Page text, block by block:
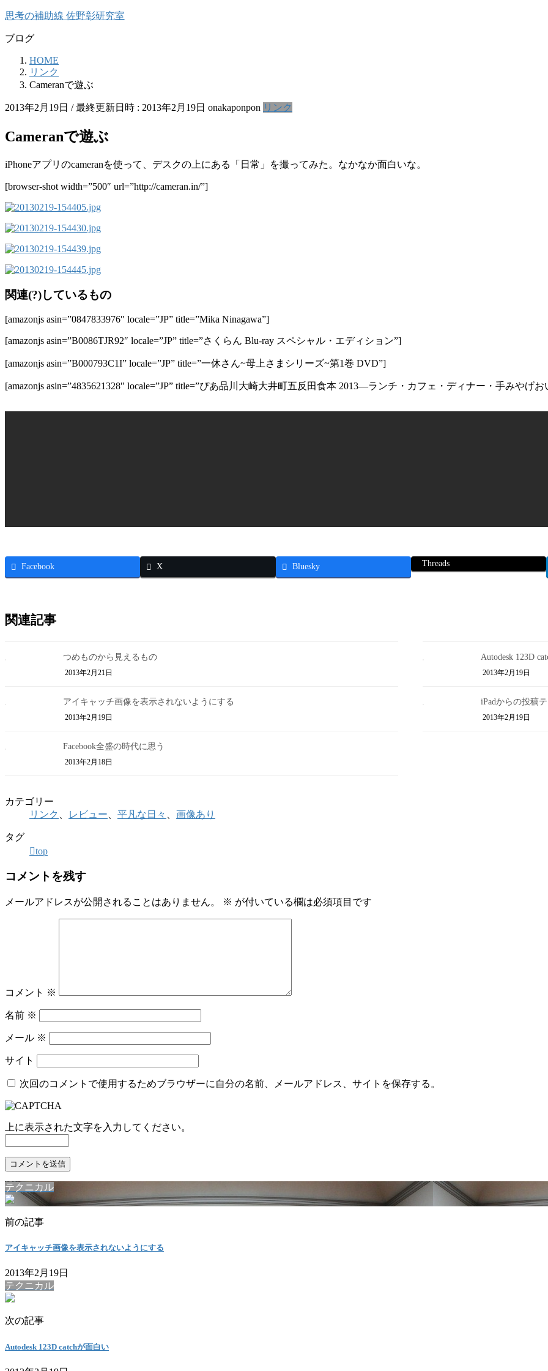
コ
テ
キ
プ
ナ
ゲ
に
動
思考の補助線 佐野彰研究室
ブログ
HOME
リンク
Cameranで遊ぶ
2013年2月19日 / 最終更新日時 : 2013年2月19日 onakaponpon リンク
Cameranで遊ぶ
iPhoneアプリのcameranを使って、デスクの上にある「日常」を撮ってみた。なかなか面白いな。
[browser-shot width=”500″ url=”http://cameran.in/”]
関連(?)しているもの
[amazonjs asin=”0847833976″ locale=”JP” title=”Mika Ninagawa”]
[amazonjs asin=”B0086TJR92″ locale=”JP” title=”さくらん Blu-ray スペシャル・エディション”]
[amazonjs asin=”B000793C1I” locale=”JP” title=”一休さん~母上さまシリーズ~第1巻 DVD”]
[amazonjs asin=”4835621328″ locale=”JP” title=”ぴあ品川大崎大井町五反田食本 2013―ランチ・カフェ・ディナー・手みやげ
Facebook X Bluesky Threads
関連記事
つめものから見えるもの
2013年2月21日
Autodesk 123D
2013年2月19日
アイキャッチ画像を表示されないようにする
2013年2月19日
iPadからの投稿テ
2013年2月19日
Facebook全盛の時代に思う
2013年2月18日
カテゴリー
リンク
レビュー 平凡な日々 画像あり
タグ
top
コメントを残す
メールアドレスが公開されることはありません。 ※ が付いている欄は必須項目です
コメント ※
名前 ※
メール ※
サイト
次回のコメントで使用するためブラウザーに自分の名前、メールアドレス、サイトを保存する。
上に表示された文字を入力してください。
テクニカル
前の記事
アイキャッチ画像を表示されないようにする
2013年2月19日
テクニカル
次の記事
Autodesk 123D catchが面白い